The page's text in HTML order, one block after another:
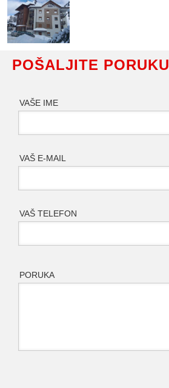
POŠALJITE PORUKU
VAŠE IME
VAŠ E-MAIL
VAŠ TELEFON
PORUKA